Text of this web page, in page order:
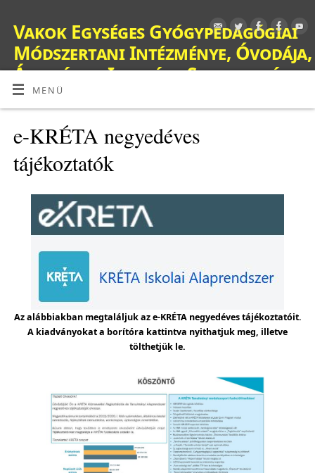
Vakok Egységes Gyógypedagógiai
Módszertani Intézménye, Óvodája,
Általános Iskolája, Szakiskolája,
Készségfejlesztő Iskolája, Fejlesztő
Nevelés-Oktatást Végző Iskolája,
Kollégiuma és Gyermekotthona
OM: 038428
MENÜ
e-KRÉTA negyedéves
tájékoztatók
Az alábbiakban megtaláljuk az e-KRÉTA negyedéves tájékoztatóit.
A kiadványokat a borítóra kattintva nyithatjuk meg, illetve
tölthetjük le.